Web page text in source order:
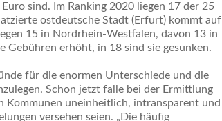
sind. Im Ranking 2020 liegen 17 der 25
ostdeutsche Stadt (Erfurt) kommt auf
15 in Nordrhein-Westfalen, davon 13 in
erhöht, in 18 sind sie gesunken.
für die enormen Unterschiede und die
Schon jetzt falle bei der Ermittlung
Kommunen uneinheitlich, intransparent und
versehen seien. „Die häufig